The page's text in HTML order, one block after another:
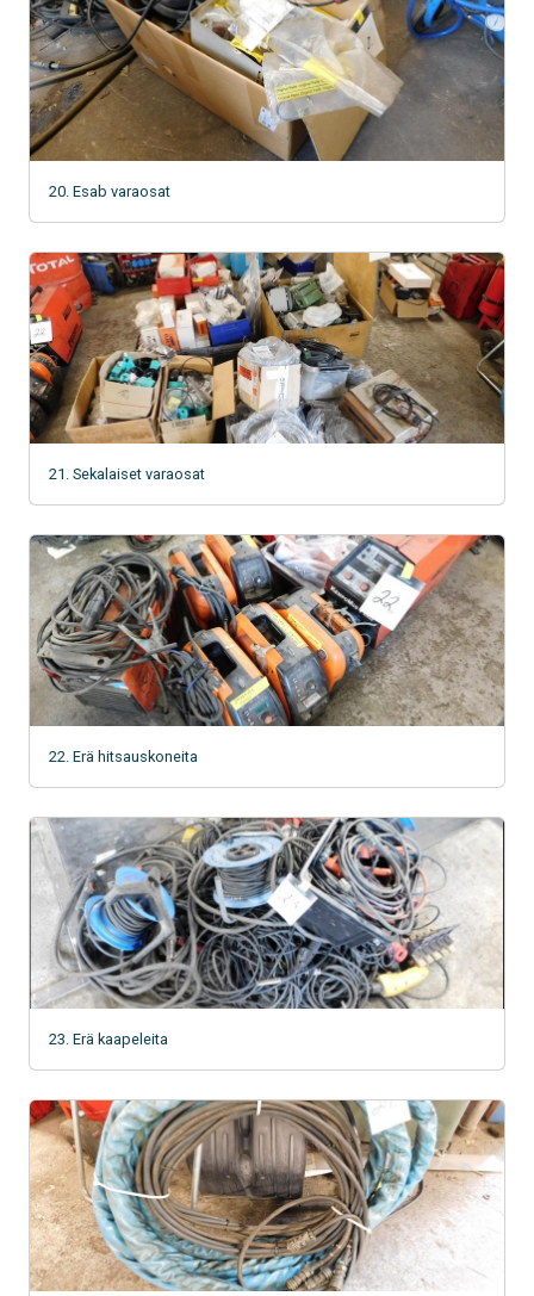
20. Esab varaosat
21. Sekalaiset varaosat
22. Erä hitsauskoneita
23. Erä kaapeleita